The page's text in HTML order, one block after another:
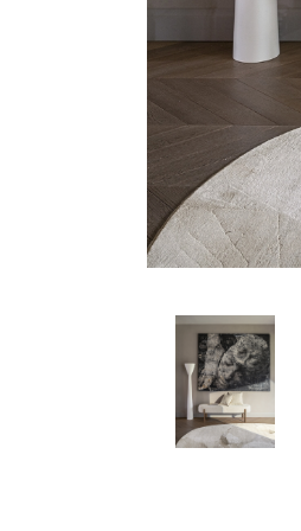
ΕΚΠΤΩΣΕΙΣ ΜΕΧΡΙ
ΤΡΑΠΕΖΙ ΚΑΙ
ΚΑΡΕΚΛΑ ΓΡΑΦΕΙΟΥ
CALLIGARIS
ΕΚΠΤΩΣΕΙΣ ΜΕΧΡΙ
31/08